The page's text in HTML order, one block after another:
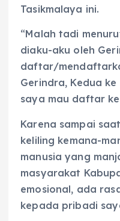
Tasikmalaya ini.
“Malah tadi
diaku-aku oleh
daftar/
Gerindra, Kedua
saya mau daftar ke
Karena sampai
keliling kemana-
manusia yang
masyarakat
emosional, ada
kepada pribadi